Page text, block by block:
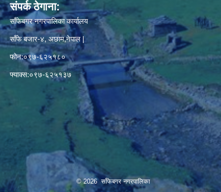
संपर्क ठेगाना:
साँफेबगर नगरपालिका कार्यालय
साँफे बजार-४, अछाम,नेपाल |
फोन:०९७-६२५१८०
फ्याक्स:०९७-६२५१३७
© 2026 साँफेबगर नगरपालिका